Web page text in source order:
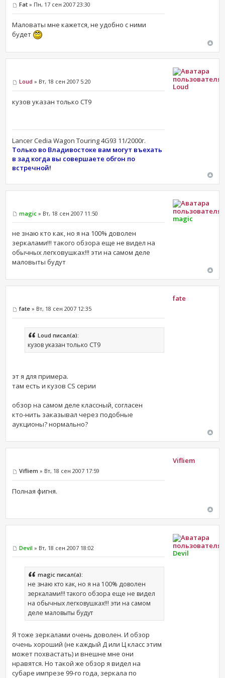
Fat » Пн, 17 сен 2007 23:30
Маловаты мне кажется, не удобно с ними
будет
Loud » Вт, 18 сен 2007 5:20
кузов указан только CT9
Lancer Cedia Wagon Touring 4G93 11/2000г.
Только во Владивостоке вам могут въехать
в зад когда вы совершаете обгон по
встречной!
Loud
magic » Вт, 18 сен 2007 11:50
не знаю кто как, но я на 100% доволен
зеркалами!!! такого обзора еще не видел на
обычных легковушках!!! эти на самом деле
маловыты будут
magic
fate » Вт, 18 сен 2007 12:35
Loud писал(а):
кузов указан только CT9
эт я для примера.
там есть и кузов CS серии
обзор на самом деле классный, согласен
кто-нить заказывал через подобные
аукционы? нормально?
fate
Vifliem » Вт, 18 сен 2007 17:59
Полная фигня.
Vifliem
Devil » Вт, 18 сен 2007 18:02
magic писал(а):
не знаю кто как, но я на 100% доволен
зеркалами!!! такого обзора еще не видел
на обычных легковушках!!! эти на самом
деле маловыты будут
Я тоже зеркалами очень доволен. И обзор
очень хороший (не каждый Д или Ц класс этим
может похвастать) и внешне мне они
нравятся. Но такой же обзор я видел на
субаре импрезе 99-го года, зеркала по
Devil